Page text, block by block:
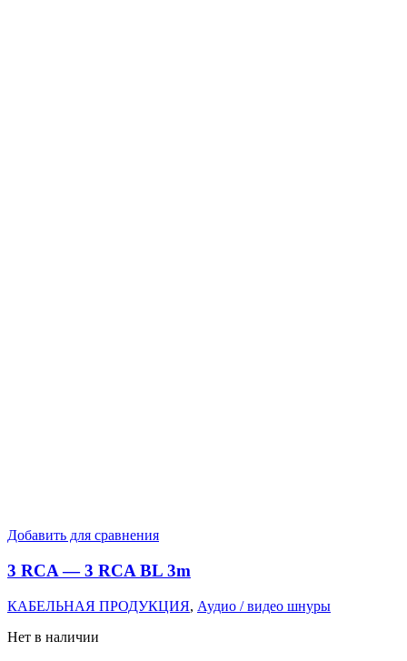
Добавить для сравнения
3 RCA — 3 RCA BL 3m
КАБЕЛЬНАЯ ПРОДУКЦИЯ, Аудио / видео шнуры
Нет в наличии